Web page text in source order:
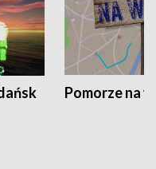
Pomorze na